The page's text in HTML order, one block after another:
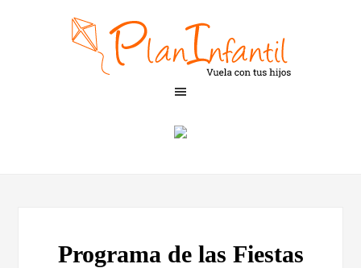
Programa de las Fiestas